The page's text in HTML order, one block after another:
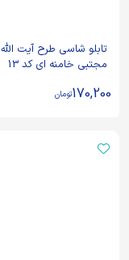
تابلو شاسی طرح آیت
مجتبی خامنه ای کد 13
170,200تومان